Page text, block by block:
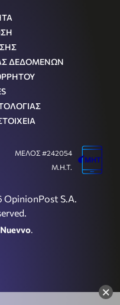
×
ΔΕΔΟΜΕΝΩΝ
OpinionPost S.A.
Nuevvo.
ΜΕΛΟΣ #242054
Μ.Η.Τ.